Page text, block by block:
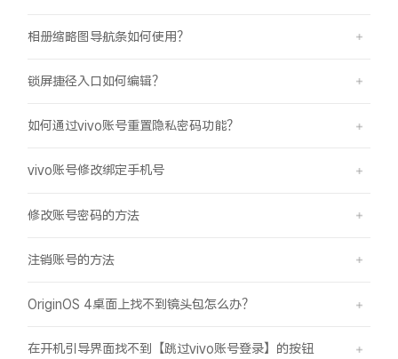
相册缩略图导航条如何使用？
锁屏捷径入口如何编辑？
如何通过vivo账号重置隐私密码功能？
vivo账号修改绑定手机号
修改账号密码的方法
注销账号的方法
OriginOS 4桌面上找不到镜头包怎么办？
在开机引导界面找不到【跳过vivo账号登录】的按钮